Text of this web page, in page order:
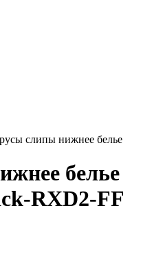
слипы нижнее белье
белье
RXD2-FF